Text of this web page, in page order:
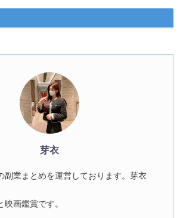
芽衣
副業まとめを運営しております。芽衣
映画鑑賞です。